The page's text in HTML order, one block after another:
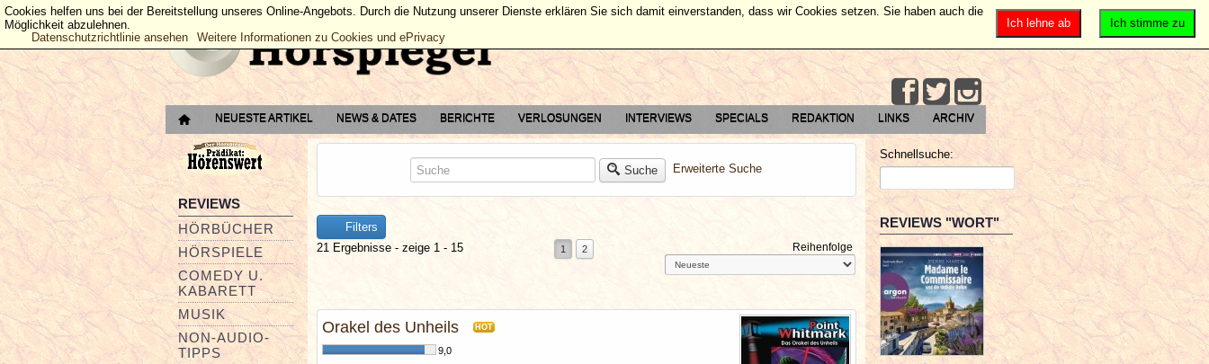
NEUESTE ARTIKEL NEWS & DATES BERICHTE VERLOSUNGEN INTERVIEWS SPECIALS REDAKTION LINKS ARCHIV
REVIEWS
HÖRBÜCHER
HÖRSPIELE
COMEDY U.
KABARETT
MUSIK
NON-AUDIO-
TIPPS
Suche Erweiterte Suche
Filters
21 Ergebnisse - zeige 1 - 15
1 2 Reihenfolge
Orakel des Unheils HOT
9,0
Schnellsuche:
REVIEWS "WORT"
Ich stimme zu
Ich lehne ab
Cookies helfen uns bei der Bereitstellung unseres Online-Angebots. Durch die Nutzung unserer Dienste erklären Sie sich damit einverstanden, dass wir Cookies setzen. Sie haben auch die
Möglichkeit abzulehnen.
Datenschutzrichtlinie ansehen
Weitere Informationen zu Cookies und ePrivacy